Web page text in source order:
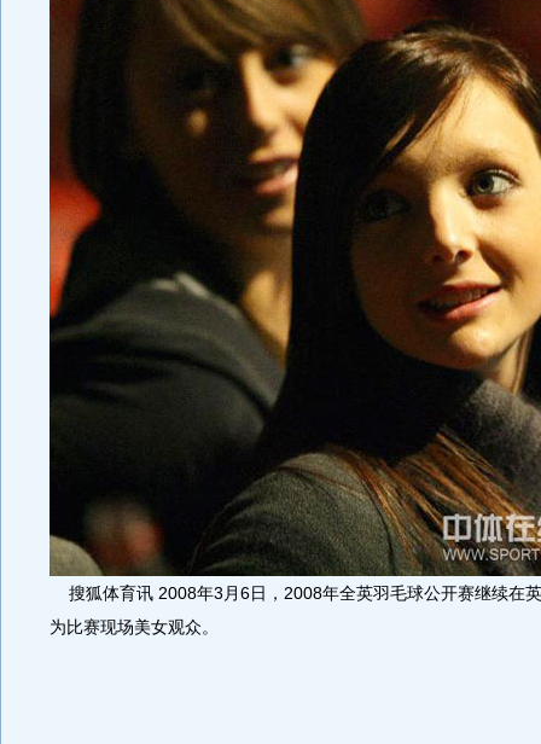
搜狐体育讯 2008年3月6日，2008年全英羽毛球公开赛继续在
为比赛现场美女观众。